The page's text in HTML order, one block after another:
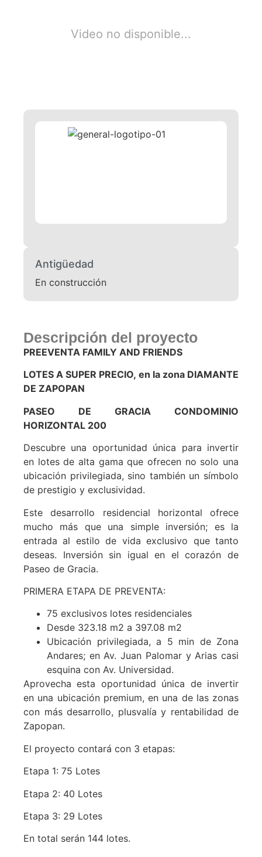
Video no disponible...
Antigüedad
En construcción
Descripción del proyecto
PREEVENTA FAMILY AND FRIENDS
LOTES A SUPER PRECIO, en la zona DIAMANTE
DE ZAPOPAN
PASEO DE GRACIA CONDOMINIO
HORIZONTAL 200
Descubre una oportunidad única para invertir
en lotes de alta gama que ofrecen no solo una
ubicación privilegiada, sino también un símbolo
de prestigio y exclusividad.
Este desarrollo residencial horizontal ofrece
mucho más que una simple inversión; es la
entrada al estilo de vida exclusivo que tanto
deseas. Inversión sin igual en el corazón de
Paseo de Gracia.
PRIMERA ETAPA DE PREVENTA:
75 exclusivos lotes residenciales
Desde 323.18 m2 a 397.08 m2
Ubicación privilegiada, a 5 min de Zona
Andares; en Av. Juan Palomar y Arias casi
esquina con Av. Universidad.
Aprovecha esta oportunidad única de invertir
en una ubicación premium, en una de las zonas
con más desarrollo, plusvalía y rentabilidad de
Zapopan.
El proyecto contará con 3 etapas:
Etapa 1: 75 Lotes
Etapa 2: 40 Lotes
Etapa 3: 29 Lotes
En total serán 144 lotes.